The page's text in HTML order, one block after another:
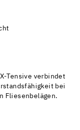
Tensive verbindet
bei
Fliesenbelägen.